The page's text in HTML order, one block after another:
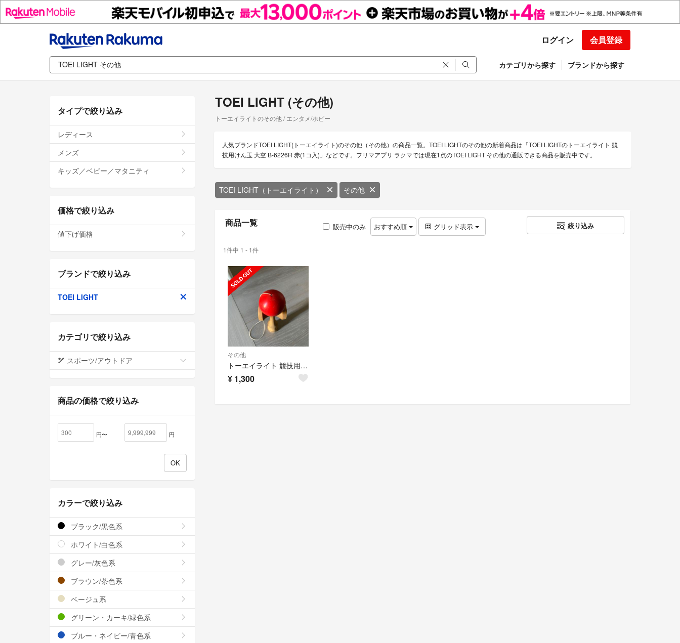
ログイン 会員登録
カテゴリから探す ブランドから探す
TOEI LIGHT (その他)
トーエイライトのその他 / エンタメ/ホビー
人気ブランドTOEI LIGHT(トーエイライト)のその他（その他）の商品一覧。TOEI LIGHTのその他の新着商品は「TOEI LIGHTのトーエイライト 競
技用けん玉 大空 B-6226R 赤(1コ入)」などです。フリマアプリ ラクマでは現在1点のTOEI LIGHT その他の通販できる商品を販売中です。
TOEI LIGHT（トーエイライト） その他
商品一覧 販売中のみ おすすめ順 グリッド表示 絞り込み
1件中 1 - 1件
その他
トーエイライト 競技用けん玉 大空 B-6226R 赤(1コ入)
¥ 1,300
タイプで絞り込み
レディース
メンズ
キッズ／ベビー／マタニティ
価格で絞り込み
値下げ価格
ブランドで絞り込み
TOEI LIGHT
カテゴリで絞り込み
スポーツ/アウトドア
商品の価格で絞り込み
円〜 円
カラーで絞り込み
ブラック/黒色系
ホワイト/白色系
グレー/灰色系
ブラウン/茶色系
ベージュ系
グリーン・カーキ/緑色系
ブルー・ネイビー/青色系